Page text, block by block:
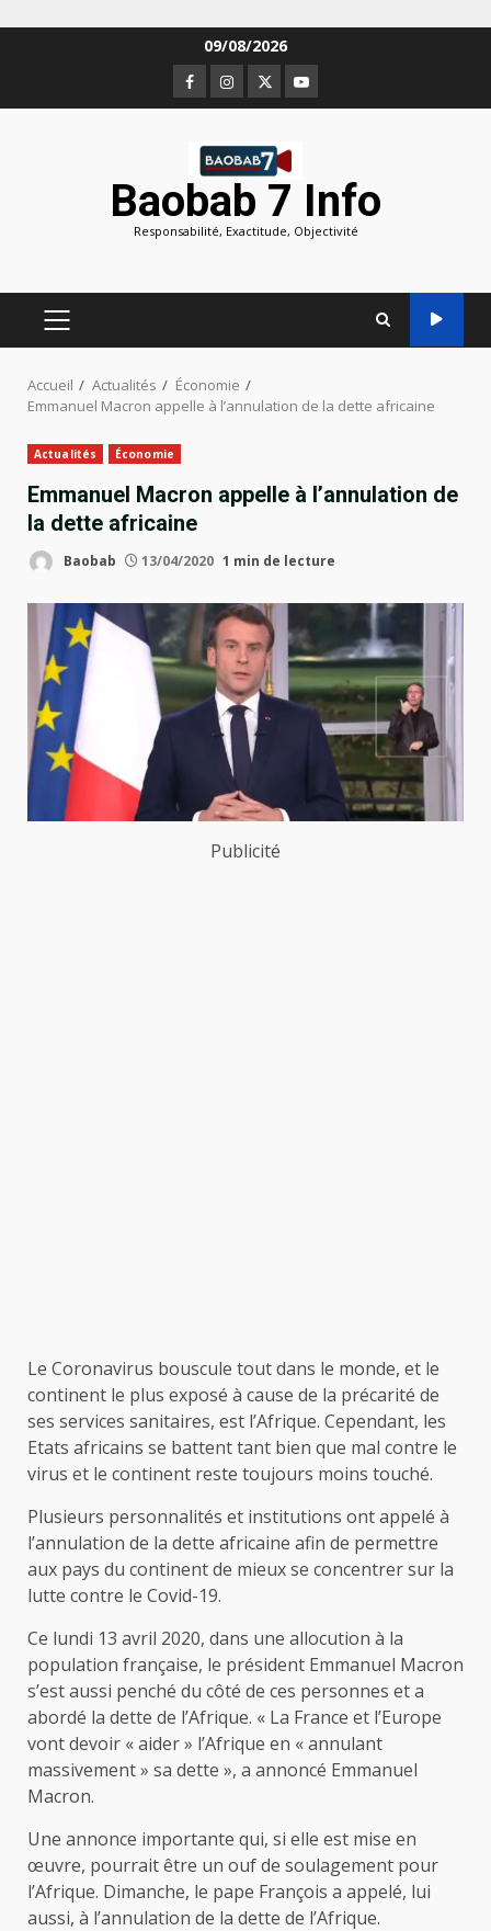
09/08/2026
Facebook
Instagram
TwitterYoutube
Baobab 7 Info
Responsabilité, Exactitude, Objectivité
MENU
PRINCIPAL
Accueil Actualités
Économie
Emmanuel Macron appelle à l’annulation de la dette africaine
Actualités Économie
Emmanuel Macron appelle à l’annulation de
la dette africaine
Baobab 13/04/2020 1 min de lecture
Publicité
Le Coronavirus bouscule tout dans le monde, et le
continent le plus exposé à cause de la précarité de
ses services sanitaires, est l’Afrique. Cependant, les
Etats africains se battent tant bien que mal contre le
virus et le continent reste toujours moins touché.
Plusieurs personnalités et institutions ont appelé à
l’annulation de la dette africaine afin de permettre
aux pays du continent de mieux se concentrer sur la
lutte contre le Covid-19.
Ce lundi 13 avril 2020, dans une allocution à la
population française, le président Emmanuel Macron
s’est aussi penché du côté de ces personnes et a
abordé la dette de l’Afrique. « La France et l’Europe
vont devoir « aider » l’Afrique en « annulant
massivement » sa dette », a annoncé Emmanuel
Macron.
Une annonce importante qui, si elle est mise en
œuvre, pourrait être un ouf de soulagement pour
l’Afrique. Dimanche, le pape François a appelé, lui
aussi, à l’annulation de la dette de l’Afrique.